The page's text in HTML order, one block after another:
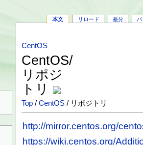
本文 リロード 差分 バ
CentOS
CentOS/
リポジ
トリ
Top /CentOS / リポジトリ
http://mirror.centos.org/
https://wiki.centos.org/